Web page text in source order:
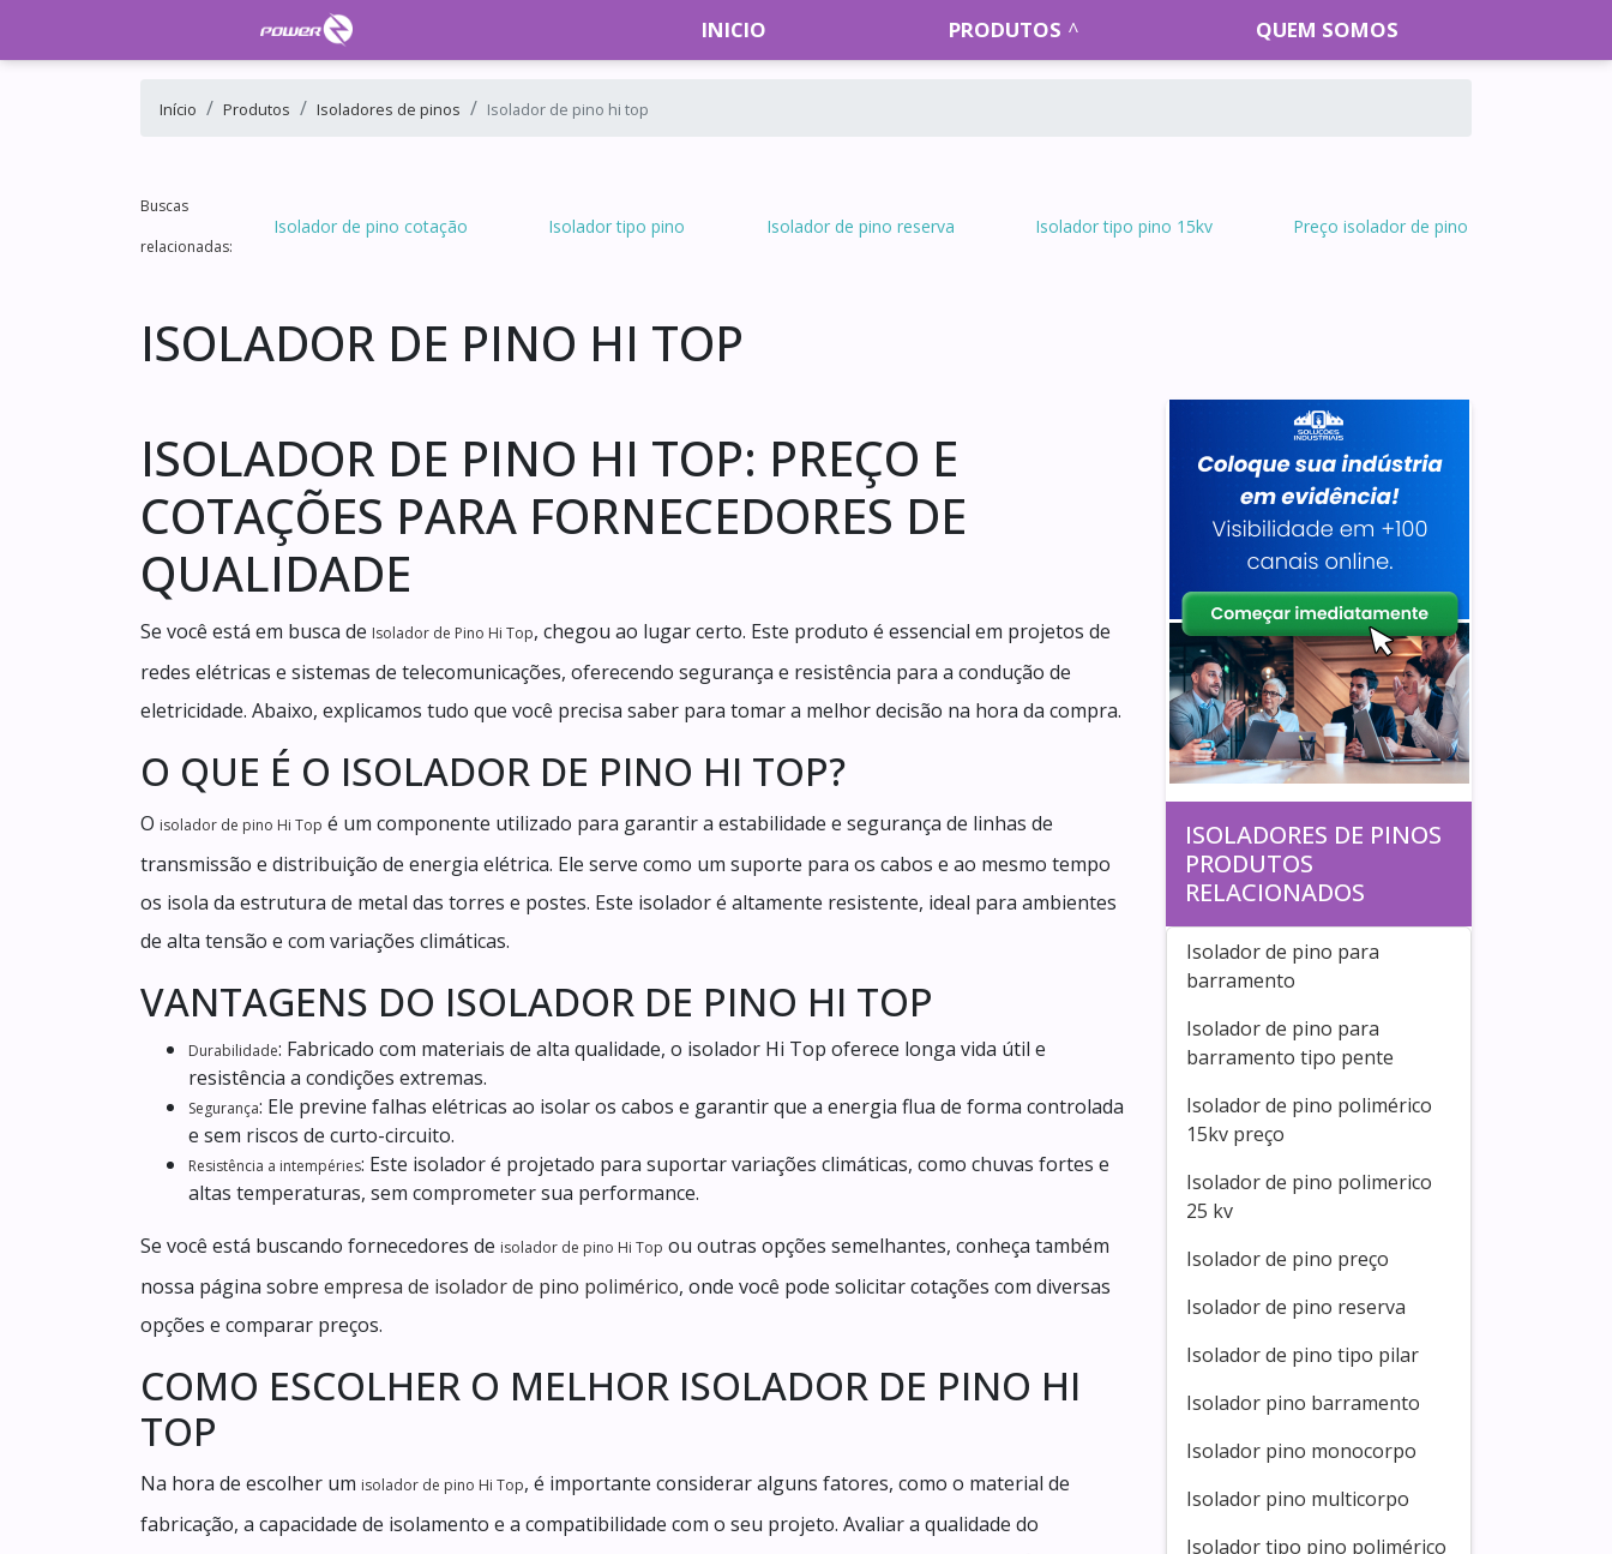
INICIO PRODUTOS QUEM SOMOS
Início Produtos Isoladores de pinos Isolador de pino hi top
Buscas
relacionadas:
Isolador de pino cotação Isolador tipo pino Isolador de pino reserva Isolador tipo pino 15kv Preço isolador de pino
ISOLADOR DE PINO HI TOP
ISOLADOR DE PINO HI TOP: PREÇO E
COTAÇÕES PARA FORNECEDORES DE
QUALIDADE
Se você está em busca de Isolador de Pino Hi Top, chegou ao lugar certo. Este produto é essencial em projetos de
redes elétricas e sistemas de telecomunicações, oferecendo segurança e resistência para a condução de
eletricidade. Abaixo, explicamos tudo que você precisa saber para tomar a melhor decisão na hora da compra.
O QUE É O ISOLADOR DE PINO HI TOP?
O isolador de pino Hi Top é um componente utilizado para garantir a estabilidade e segurança de linhas de
transmissão e distribuição de energia elétrica. Ele serve como um suporte para os cabos e ao mesmo tempo
os isola da estrutura de metal das torres e postes. Este isolador é altamente resistente, ideal para ambientes
de alta tensão e com variações climáticas.
VANTAGENS DO ISOLADOR DE PINO HI TOP
Durabilidade: Fabricado com materiais de alta qualidade, o isolador Hi Top oferece longa vida útil e
resistência a condições extremas.
Segurança: Ele previne falhas elétricas ao isolar os cabos e garantir que a energia flua de forma controlada
e sem riscos de curto-circuito.
Resistência a intempéries: Este isolador é projetado para suportar variações climáticas, como chuvas fortes e
altas temperaturas, sem comprometer sua performance.
Se você está buscando fornecedores de isolador de pino Hi Top ou outras opções semelhantes, conheça também
nossa página sobre empresa de isolador de pino polimérico, onde você pode solicitar cotações com diversas
opções e comparar preços.
COMO ESCOLHER O MELHOR ISOLADOR DE PINO HI
TOP
Na hora de escolher um isolador de pino Hi Top, é importante considerar alguns fatores, como o material de
fabricação, a capacidade de isolamento e a compatibilidade com o seu projeto. Avaliar a qualidade do
ISOLADORES DE PINOS
PRODUTOS
RELACIONADOS
Isolador de pino para
barramento
Isolador de pino para
barramento tipo pente
Isolador de pino polimérico
15kv preço
Isolador de pino polimerico
25 kv
Isolador de pino preço
Isolador de pino reserva
Isolador de pino tipo pilar
Isolador pino barramento
Isolador pino monocorpo
Isolador pino multicorpo
Isolador tipo pino polimérico